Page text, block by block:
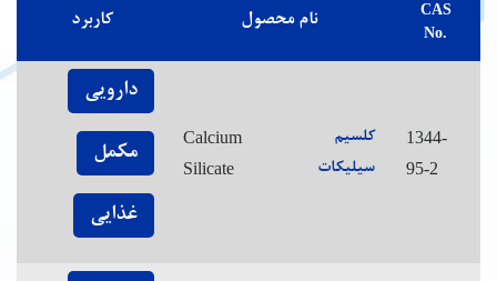
CAS
No.
نام محصول کاربرد
1344-
95-2
کلسیم
سیلیکات
Calcium
Silicate
دارویی
مکمل
غذایی